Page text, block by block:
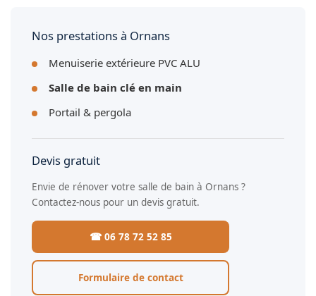
Nos prestations à Ornans
Menuiserie extérieure PVC ALU
Salle de bain clé en main
Portail & pergola
Devis gratuit
Envie de rénover votre salle de bain à Ornans ?
Contactez-nous pour un devis gratuit.
☎ 06 78 72 52 85
Formulaire de contact